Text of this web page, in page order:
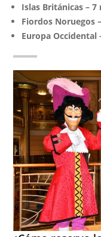
Islas Británicas – 7
Fiordos Noruegos
Europa Occidental